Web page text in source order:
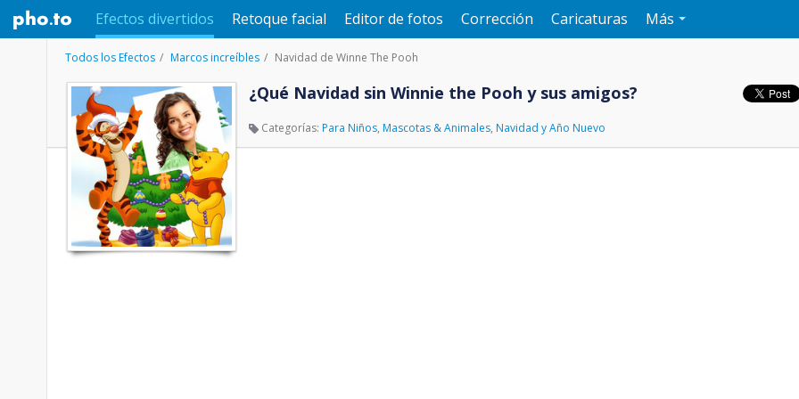
Efectos divertidos Retoque facial Editor de fotos Corrección Caricaturas Más
Todos los Efectos Marcos increíbles Navidad de Winne The Pooh
¿Qué Navidad sin Winnie the Pooh y sus amigos?
Categorías: Para Niños, Mascotas & Animales, Navidad y Año Nuevo